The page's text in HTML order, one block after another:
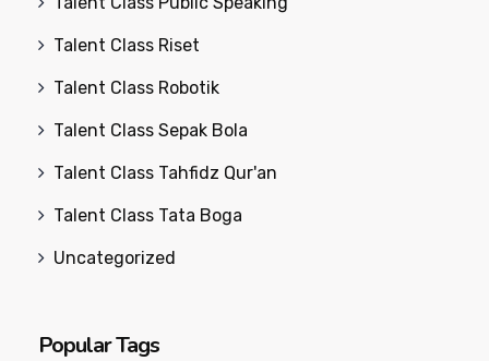
Talent Class Riset
Talent Class Robotik
Talent Class Sepak Bola
Talent Class Tahfidz Qur'an
Talent Class Tata Boga
Uncategorized
Popular Tags